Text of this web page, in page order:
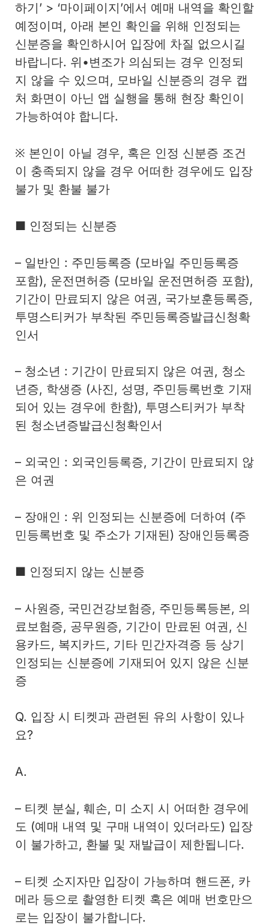
하기’ > ‘마이페이지’에서 예매 내역을 확인할
예정이며, 아래 본인 확인을 위해 인정되는
신분증을 확인하시어 입장에 차질 없으시길
바랍니다. 위•변조가 의심되는 경우 인정되
지 않을 수 있으며, 모바일 신분증의 경우 캡
처 화면이 아닌 앱 실행을 통해 현장 확인이
가능하여야 합니다.
※ 본인이 아닐 경우, 혹은 인정 신분증 조건
이 충족되지 않을 경우 어떠한 경우에도 입장
불가 및 환불 불가
■ 인정되는 신분증
– 일반인 : 주민등록증 (모바일 주민등록증
포함), 운전면허증 (모바일 운전면허증 포함),
기간이 만료되지 않은 여권, 국가보훈등록증,
투명스티커가 부착된 주민등록증발급신청확
인서
– 청소년 : 기간이 만료되지 않은 여권, 청소
년증, 학생증 (사진, 성명, 주민등록번호 기재
되어 있는 경우에 한함), 투명스티커가 부착
된 청소년증발급신청확인서
– 외국인 : 외국인등록증, 기간이 만료되지 않
은 여권
– 장애인 : 위 인정되는 신분증에 더하여 (주
민등록번호 및 주소가 기재된) 장애인등록증
■ 인정되지 않는 신분증
– 사원증, 국민건강보험증, 주민등록등본, 의
료보험증, 공무원증, 기간이 만료된 여권, 신
용카드, 복지카드, 기타 민간자격증 등 상기
인정되는 신분증에 기재되어 있지 않은 신분
증
Q. 입장 시 티켓과 관련된 유의 사항이 있나
요?
A.
– 티켓 분실, 훼손, 미 소지 시 어떠한 경우에
도 (예매 내역 및 구매 내역이 있더라도) 입장
이 불가하고, 환불 및 재발급이 제한됩니다.
– 티켓 소지자만 입장이 가능하며 핸드폰, 카
메라 등으로 촬영한 티켓 혹은 예매 번호만으
로는 입장이 불가합니다.